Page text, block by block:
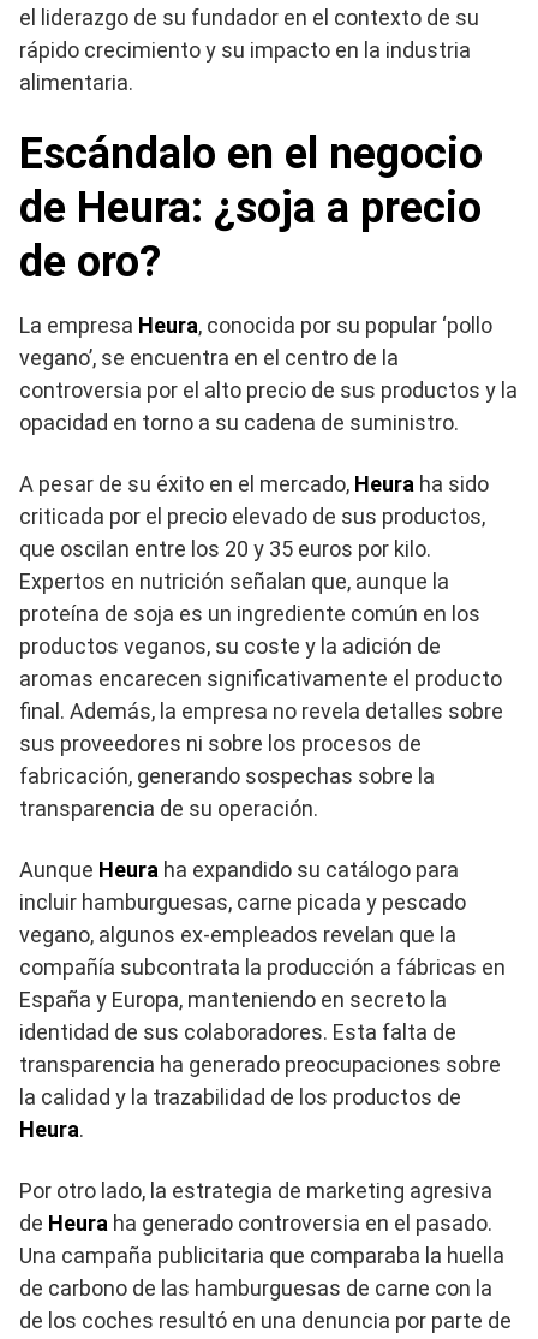
el liderazgo de su fundador en el contexto de su
rápido crecimiento y su impacto en la industria
alimentaria.
Escándalo en el negocio
de Heura: ¿soja a precio
de oro?
La empresa Heura, conocida por su popular ‘pollo
vegano’, se encuentra en el centro de la
controversia por el alto precio de sus productos y la
opacidad en torno a su cadena de suministro.
A pesar de su éxito en el mercado, Heura ha sido
criticada por el precio elevado de sus productos,
que oscilan entre los 20 y 35 euros por kilo.
Expertos en nutrición señalan que, aunque la
proteína de soja es un ingrediente común en los
productos veganos, su coste y la adición de
aromas encarecen significativamente el producto
final. Además, la empresa no revela detalles sobre
sus proveedores ni sobre los procesos de
fabricación, generando sospechas sobre la
transparencia de su operación.
Aunque Heura ha expandido su catálogo para
incluir hamburguesas, carne picada y pescado
vegano, algunos ex-empleados revelan que la
compañía subcontrata la producción a fábricas en
España y Europa, manteniendo en secreto la
identidad de sus colaboradores. Esta falta de
transparencia ha generado preocupaciones sobre
la calidad y la trazabilidad de los productos de
Heura.
Por otro lado, la estrategia de marketing agresiva
de Heura ha generado controversia en el pasado.
Una campaña publicitaria que comparaba la huella
de carbono de las hamburguesas de carne con la
de los coches resultó en una denuncia por parte de